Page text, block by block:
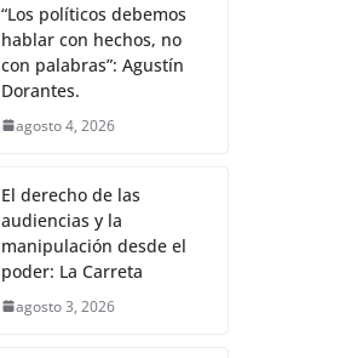
“Los políticos debemos
hablar con hechos, no
con palabras”: Agustín
Dorantes.
agosto 4, 2026
El derecho de las
audiencias y la
manipulación desde el
poder: La Carreta
agosto 3, 2026